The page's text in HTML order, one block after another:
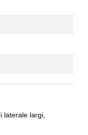
laterale largi,